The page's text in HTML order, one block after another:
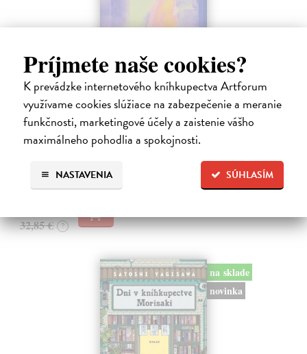
Príjmete naše cookies?
K prevádzke internetového kníhkupectva Artforum
využívame cookies slúžiace na zabezpečenie a meranie
funkčnosti, marketingové účely a zaistenie vášho
maximálneho pohodlia a spokojnosti.
SÚHLASÍM
NASTAVENIA
Město a jeho nejisté zdi
Murakami Haruki| Kniha
Ty jsi to byla, kdo mi vyprávěl o tom městě. Město a jeho nejisté zdi –
dlouho očekávaný román Harukiho Murakamiho volně navazuje na
autorovu starší novelu z roku 1980 a tematicky se prolíná s jeho
Na sklade ?
32,85 € ?
na sklade
novinka